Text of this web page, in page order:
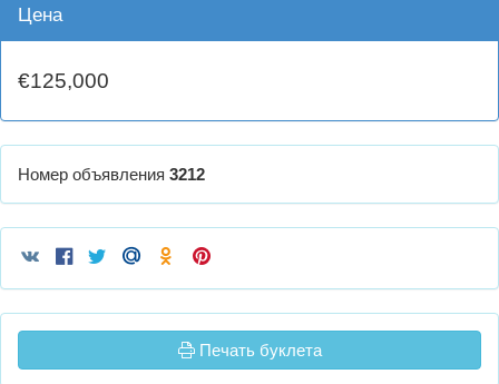
Цена
€125,000
Номер объявления 3212
Печать буклета